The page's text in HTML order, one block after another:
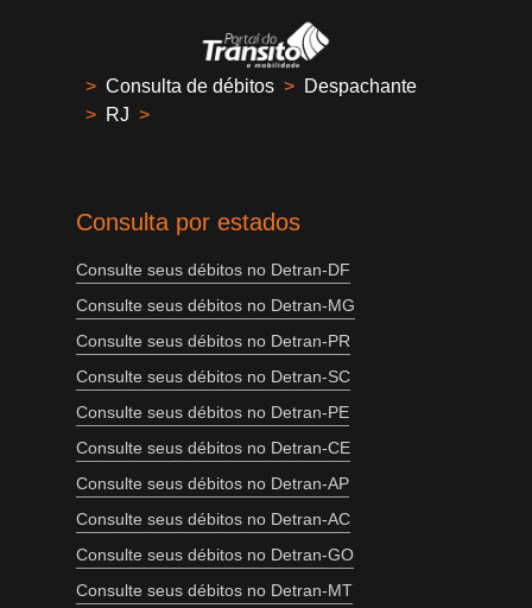
> Consulta de débitos > Despachante
> RJ >
Consulta por estados
Consulte seus débitos no Detran-DF
Consulte seus débitos no Detran-MG
Consulte seus débitos no Detran-PR
Consulte seus débitos no Detran-SC
Consulte seus débitos no Detran-PE
Consulte seus débitos no Detran-CE
Consulte seus débitos no Detran-AP
Consulte seus débitos no Detran-AC
Consulte seus débitos no Detran-GO
Consulte seus débitos no Detran-MT